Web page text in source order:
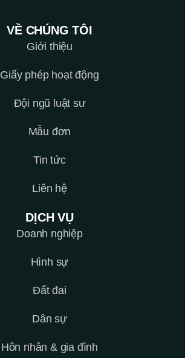
VỀ CHÚNG TÔI
Giới thiệu
Giấy phép hoạt động
Đội ngũ luật sư
Mẫu đơn
Tin tức
Liên hệ
DỊCH VỤ
Doanh nghiệp
Hình sự
Đất đai
Dân sự
Hôn nhân & gia đình